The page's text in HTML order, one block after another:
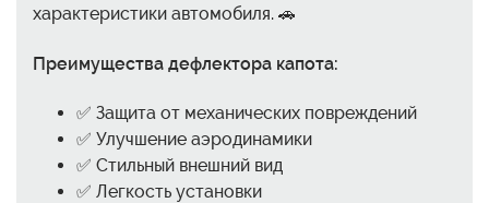
характеристики автомобиля. 🚗
Преимущества дефлектора капота:
✅ Защита от механических повреждений
✅ Улучшение аэродинамики
✅ Стильный внешний вид
✅ Легкость установки